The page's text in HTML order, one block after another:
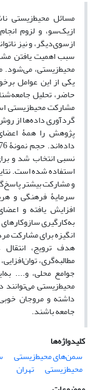
مسائل محیط‌زیستی
از‌یک‌سو، و لزوم
از‌سوی‌دیگر، و نیز
سبب اهمیت یافتن
محیط‌زیستی، می‌شود.
یکی از این عوامل
حاضر، تحلیل
مشارکت محیط‌زیستی
گرد‌آوری داده‌ها از
پژوهش را همۀ
استفاده شده است.
و مشارکت بیشتر
سرمایۀ فرهنگی و
افزایش یافته و
به‌کارگیری
انگیزه برای مشارکت
هدف ترویج،
مطالبه‌گری،
جوامع محلی، و....
محیط‌زیستی می‌توانند
داشته و مروجان
جامعه باشند.
کلیدواژه‌ها
سمن‌های محیط‌زیستی
محیط‌زیستی
تهران